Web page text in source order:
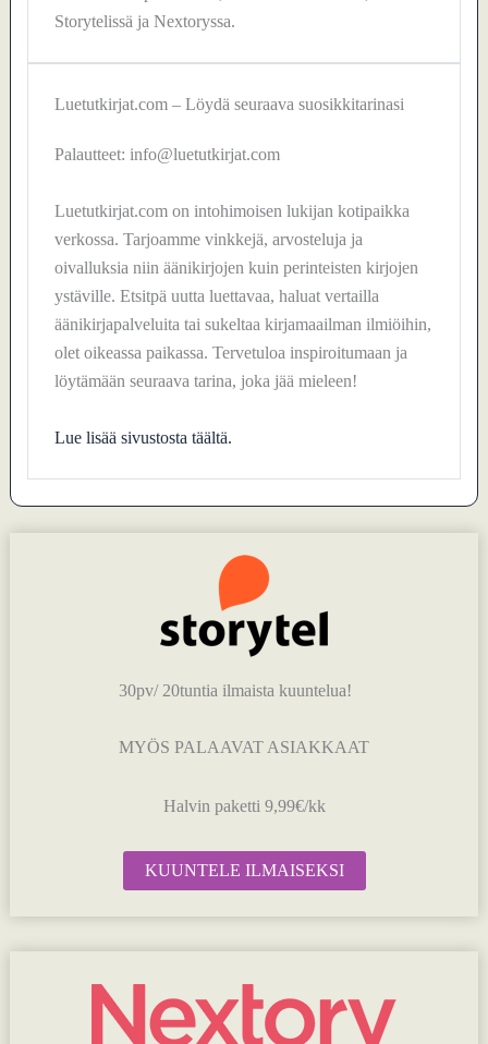
Storytelissä ja Nextoryssa.
Luetutkirjat.com – Löydä seuraava suosikkitarinasi
Palautteet: info@luetutkirjat.com
Luetutkirjat.com on intohimoisen lukijan kotipaikka
verkossa. Tarjoamme vinkkejä, arvosteluja ja
oivalluksia niin äänikirjojen kuin perinteisten kirjojen
ystäville. Etsitpä uutta luettavaa, haluat vertailla
äänikirjapalveluita tai sukeltaa kirjamaailman ilmiöihin,
olet oikeassa paikassa. Tervetuloa inspiroitumaan ja
löytämään seuraava tarina, joka jää mieleen!
Lue lisää sivustosta täältä.
30pv/ 20tuntia ilmaista kuuntelua!
MYÖS PALAAVAT ASIAKKAAT
Halvin paketti 9,99€/kk
KUUNTELE ILMAISEKSI